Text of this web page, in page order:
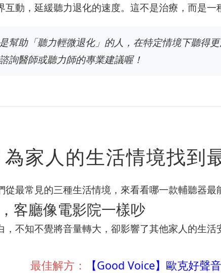
動，延緩聽力退化的速度。這不是治療，而是一
幫助「聽力輕微退化」的人，在特定情境下聽得
詢醫師或聽力師的專業建議喔！
家人的生活情境找到
最常見的三種生活情境，來看看哪一款輔聽器最
客廳像電影院一樣吵
不知不覺將音量轉大，卻影響了其他家人的生活
最佳解方： 【Good Voice】歐克好聲